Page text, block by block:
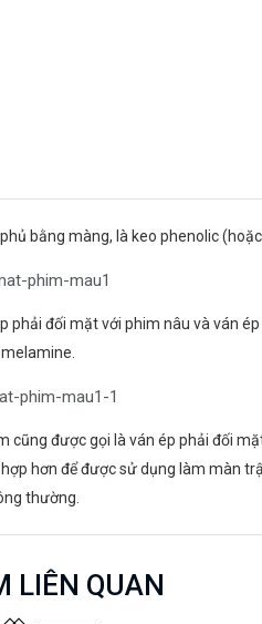
bằng màng, là keo phenolic
đối mặt với phim nâu và ván
được gọi là ván ép phải đối
hơn để được sử dụng làm màn
thường.
LIÊN QUAN